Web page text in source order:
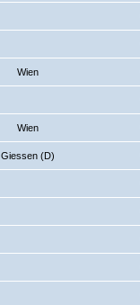
Wien
Wien
Giessen (D)